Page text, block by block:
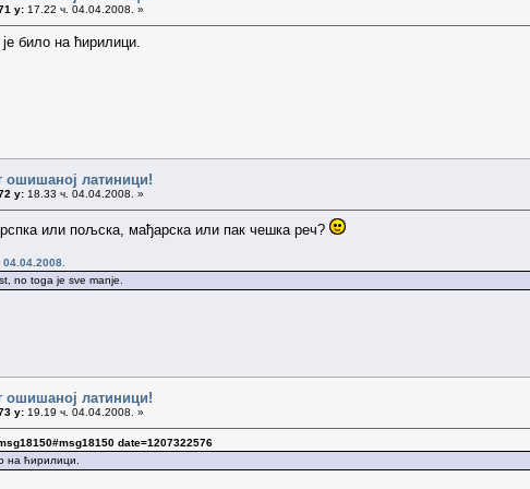
у: 17.22 ч. 04.04.2008. »
било на ћирилици.
ошишаној латиници!
у: 18.33 ч. 04.04.2008. »
или пољска, мађарска или пак чешка реч?
no toga je sve manje.
ошишаној латиници!
у: 19.19 ч. 04.04.2008. »
date=1207322576
на ћирилици.